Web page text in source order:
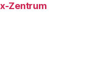
Zentrum